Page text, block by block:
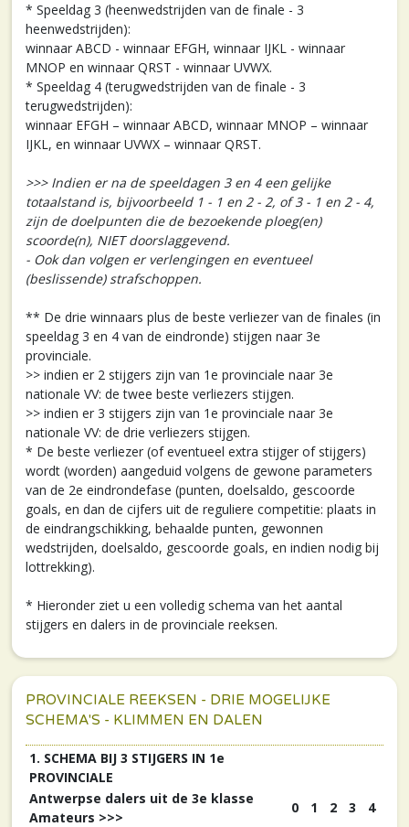
* Speeldag 3 (heenwedstrijden van de finale - 3
heenwedstrijden):
winnaar ABCD - winnaar EFGH, winnaar IJKL - winnaar
MNOP en winnaar QRST - winnaar UVWX.
* Speeldag 4 (terugwedstrijden van de finale - 3
terugwedstrijden):
winnaar EFGH – winnaar ABCD, winnaar MNOP – winnaar
IJKL, en winnaar UVWX – winnaar QRST.
>>> Indien er na de speeldagen 3 en 4 een gelijke
totaalstand is, bijvoorbeeld 1 - 1 en 2 - 2, of 3 - 1 en 2 - 4,
zijn de doelpunten die de bezoekende ploeg(en)
scoorde(n), NIET doorslaggevend.
- Ook dan volgen er verlengingen en eventueel
(beslissende) strafschoppen.
** De drie winnaars plus de beste verliezer van de finales (in
speeldag 3 en 4 van de eindronde) stijgen naar 3e
provinciale.
>> indien er 2 stijgers zijn van 1e provinciale naar 3e
nationale VV: de twee beste verliezers stijgen.
>> indien er 3 stijgers zijn van 1e provinciale naar 3e
nationale VV: de drie verliezers stijgen.
* De beste verliezer (of eventueel extra stijger of stijgers)
wordt (worden) aangeduid volgens de gewone parameters
van de 2e eindrondefase (punten, doelsaldo, gescoorde
goals, en dan de cijfers uit de reguliere competitie: plaats in
de eindrangschikking, behaalde punten, gewonnen
wedstrijden, doelsaldo, gescoorde goals, en indien nodig bij
lottrekking).
* Hieronder ziet u een volledig schema van het aantal
stijgers en dalers in de provinciale reeksen.
PROVINCIALE REEKSEN - DRIE MOGELIJKE
SCHEMA'S - KLIMMEN EN DALEN
1. SCHEMA BIJ 3 STIJGERS IN 1e
PROVINCIALE
Antwerpse dalers uit de 3e klasse
Amateurs >>>
0 1 2 3 4